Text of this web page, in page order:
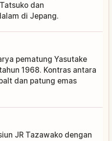
dan
di Jepang.
pematung Yasutake
1968. Kontras antara
dan patung emas
JR Tazawako dengan